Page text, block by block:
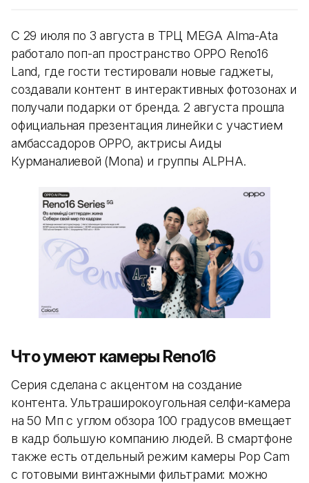
С 29 июля по 3 августа в ТРЦ MEGA Alma-Ata
работало поп-ап пространство OPPO Reno16
Land, где гости тестировали новые гаджеты,
создавали контент в интерактивных фотозонах и
получали подарки от бренда. 2 августа прошла
официальная презентация линейки с участием
амбассадоров OPPO, актрисы Аиды
Курманалиевой (Mona) и группы ALPHA.
Что умеют камеры Reno16
Серия сделана с акцентом на создание
контента. Ультраширокоугольная селфи-камера
на 50 Мп с углом обзора 100 градусов вмещает
в кадр большую компанию людей. В смартфоне
также есть отдельный режим камеры Pop Cam
с готовыми винтажными фильтрами: можно